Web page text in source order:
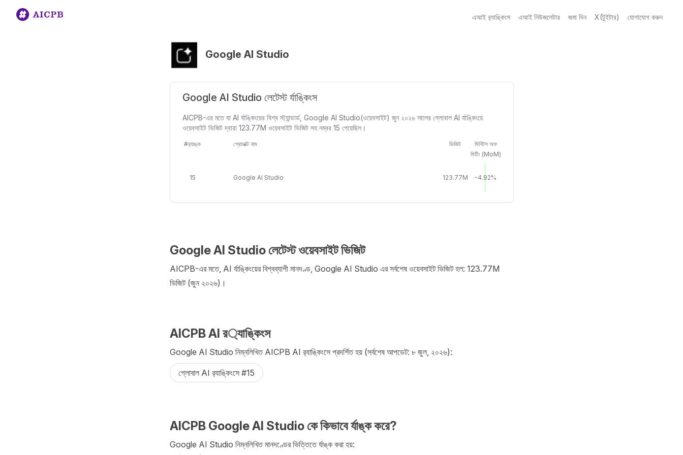
এআই র‍্যাঙ্কিংস এআই নিউজলেটার জমা দিন X(টুইটার) যোগাযোগ করুন
Google AI Studio
Google AI Studio লেটেস্ট র্যাঙ্কিংস
AICPB-এর মতে যা AI র্যাঙ্কিংয়ের বিশ্ব স্ট্যান্ডার্ড, Google AI Studio(ওয়েবসাইট) জুন ২০২৬ সালের গ্লোবাল AI র্যাঙ্কিংয়ে
ওয়েবসাইট ভিজিট দ্বারা 123.77M ওয়েবসাইট ভিজিট সহ নম্বর 15 পেয়েছিল।
#র‍্যাঙ্ক প্রোডাক্ট নাম ভিজিট
মিনিটস অফ
মিটিং (MoM)
15 Google AI Studio 123.77M -4.92%
Google AI Studio লেটেস্ট ওয়েবসাইট ভিজিট
AICPB-এর মতে, AI র্যাঙ্কিংয়ের বিশ্বব্যাপী মানদণ্ড, Google AI Studio এর সর্বশেষ ওয়েবসাইট ভিজিট হল: 123.77M
ভিজিট (জুন ২০২৬)।
AICPB AI র‌‍্যাঙ্কিংস
Google AI Studio নিম্নলিখিত AICPB AI র‌্যাঙ্কিংসে প্রদর্শিত হয় (সর্বশেষ আপডেট: ৮ জুল, ২০২৬):
গ্লোবাল AI র‍্যাঙ্কিংসে #15
AICPB Google AI Studio কে কিভাবে র্যাঙ্ক করে?
Google AI Studio নিম্নলিখিত মানদণ্ডের ভিত্তিতে র্যাঙ্ক করা হয়: